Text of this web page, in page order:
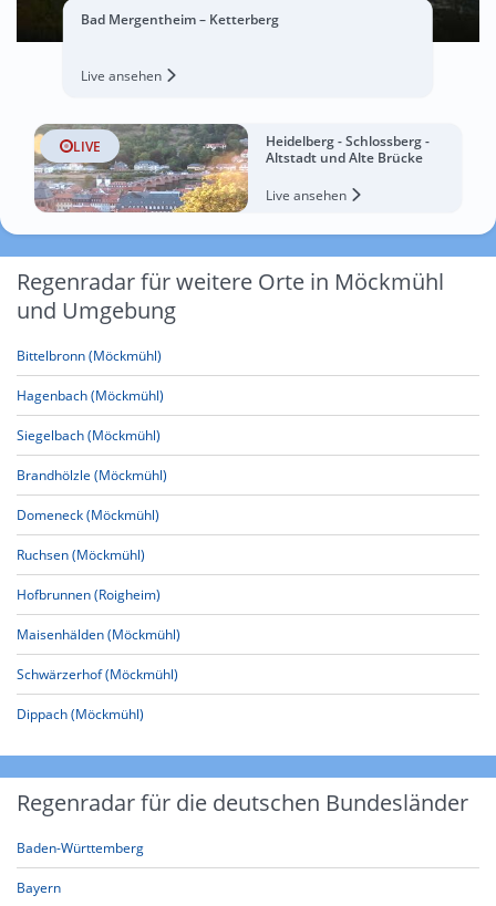
Bad Mergentheim – Ketterberg
Live ansehen
LIVE
Heidelberg - Schlossberg -
Altstadt und Alte Brücke
Live ansehen
Regenradar für weitere Orte in Möckmühl
und Umgebung
Bittelbronn (Möckmühl)
Hagenbach (Möckmühl)
Siegelbach (Möckmühl)
Brandhölzle (Möckmühl)
Domeneck (Möckmühl)
Ruchsen (Möckmühl)
Hofbrunnen (Roigheim)
Maisenhälden (Möckmühl)
Schwärzerhof (Möckmühl)
Dippach (Möckmühl)
Regenradar für die deutschen Bundesländer
Baden-Württemberg
Bayern